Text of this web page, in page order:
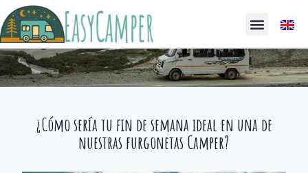
¿Cómo sería tu fin de semana ideal en una de
nuestras furgonetas Camper?